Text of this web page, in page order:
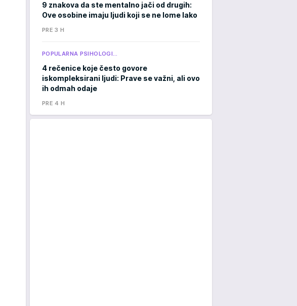
9 znakova da ste mentalno jači od drugih:
Ove osobine imaju ljudi koji se ne lome lako
PRE 3 H
POPULARNA PSIHOLOGI…
4 rečenice koje često govore
iskompleksirani ljudi: Prave se važni, ali ovo
ih odmah odaje
PRE 4 H